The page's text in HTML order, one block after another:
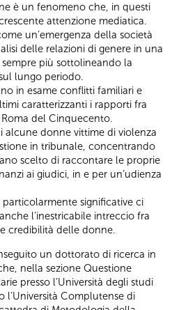
è un fenomeno che, in questi
attenzione mediatica.
un’emergenza della società
delle relazioni di genere in una
più sottolineando la
lungo periodo.
in esame conflitti familiari e
caratterizzanti i rapporti fra
del Cinquecento.
alcune donne vittime di violenza
in tribunale, concentrando
scelto di raccontare le proprie
ai giudici, in e per un’udienza
particolarmente significative ci
l’inestricabile intreccio fra
credibilità delle donne.
un dottorato di ricerca in
nella sezione Questione
presso l’Università degli studi
l’Università Complutense di